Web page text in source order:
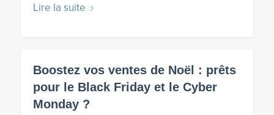
Lire la suite
Boostez vos ventes de Noël : prêts
pour le Black Friday et le Cyber
Monday ?